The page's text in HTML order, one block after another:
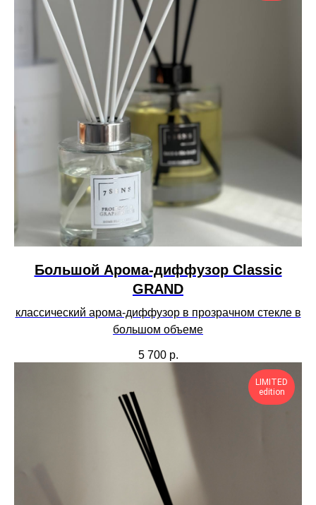
Большой Арома-диффузор Сlassic
GRAND
классический арома-диффузор в прозрачном стекле в
большом объеме
5 700 р.
LIMITED
edition